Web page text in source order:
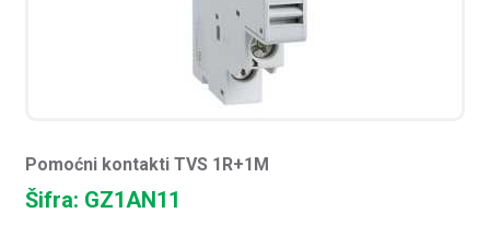
Pomoćni kontakti TVS 1R+1M
Šifra: GZ1AN11